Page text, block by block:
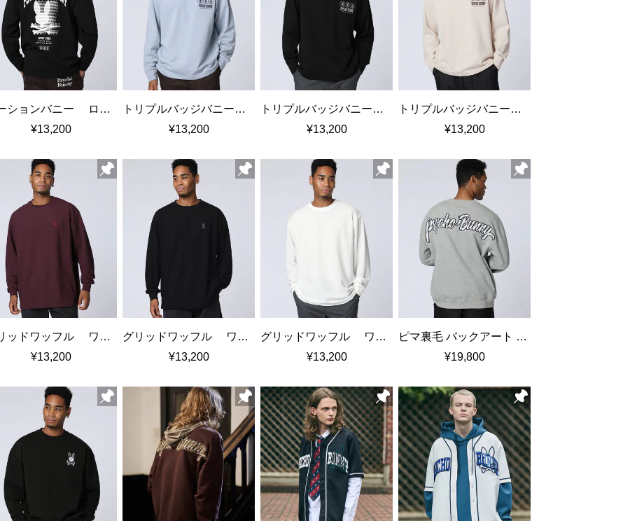
モーションバニー ロングスリーブTシャツ
¥13,200
トリプルバッジバニー ロングスリーブTシャツ
¥13,200
トリプルバッジバニー ロングスリーブTシャツ
¥13,200
トリプルバッジバニー ロングスリーブTシャツ
¥13,200
グリッドワッフル ワンポイントロングスリーブTシャツ
¥13,200
グリッドワッフル ワンポイントロングスリーブTシャツ
¥13,200
グリッドワッフル ワンポイントロングスリーブTシャツ
¥13,200
ピマ裏毛 バックアート リラックスフィット クルーネックスウェット
¥19,800